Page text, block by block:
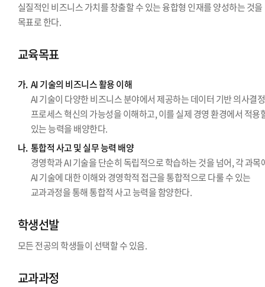
실질적인 비즈니스 가치를 창출할 수 있는 융합형 인재를 양성하는 것을
목표로 한다.
교육목표
가. AI 기술의 비즈니스 활용 이해
AI 기술이 다양한 비즈니스 분야에서 제공하는 데이터 기반 의사결
프로세스 혁신의 가능성을 이해하고, 이를 실제 경영 환경에서 적용
있는 능력을 배양한다.
나. 통합적 사고 및 실무 능력 배양
경영학과 AI 기술을 단순히 독립적으로 학습하는 것을 넘어, 각 과목
AI 기술에 대한 이해와 경영학적 접근을 통합적으로 다룰 수 있는
교과과정을 통해 통합적 사고 능력을 함양한다.
학생선발
모든 전공의 학생들이 선택할 수 있음.
교과과정